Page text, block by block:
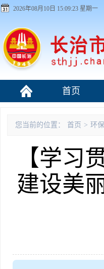
2026年08月10日 15:09:24 星期一
首页
您当前的位置： 首页 > 环
【学习
建设美